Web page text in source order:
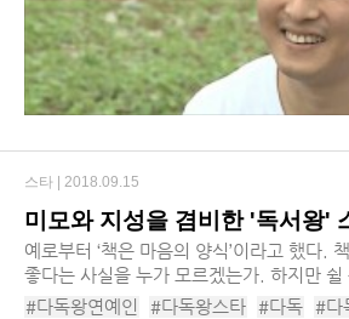
미모와 지성을 겸비한 '독서왕'
예로부터 ‘책은 마음의 양식’이라고 했다.
좋다는 사실을 누가 모르겠는가. 하지만 쉴
에서 독서를 실천으로 옮기기란 쉬운 일이
#다독왕연예인 #다독왕스타 #다독 #다
스타 | 2018.09.15